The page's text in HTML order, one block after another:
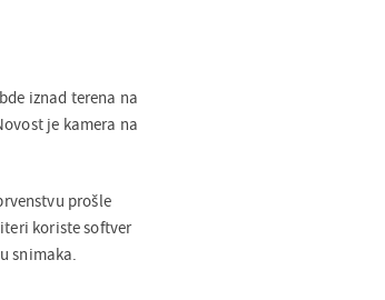
iznad terena na
je kamera na
prošle
koriste softver
snimaka.